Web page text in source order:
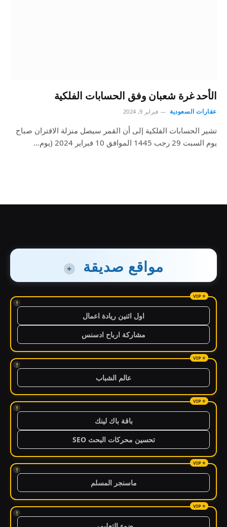
الأحد غرة شعبان وفق الحسابات الفلكية
عقارات السعودية فبراير 9, 2024
تشير الحسابات الفلكية إلى أن القمر سيصل منزلة الاقتران صباح
يوم السبت 29 رجب 1445 الموافق 10 فبراير 2024 (يوم…
مواقع صديقة +
!
اول اثنين ريادة اعمال
مشاركة ارباح ادسنس
!
عالم الشباب
!
باقة باك لينك
تحسين محركات البحث SEO
!
ماسنجر المسلم
!